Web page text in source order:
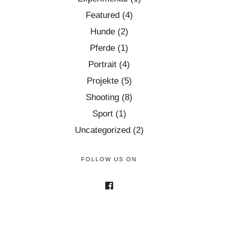
Featured(4)
Hunde(2)
Pferde (1)
Portrait (4)
Projekte(5)
Shooting (8)
Sport(1)
Uncategorized(2)
FOLLOW US ON